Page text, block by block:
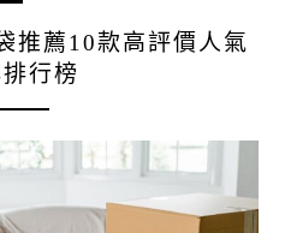
推薦10款高評價人氣
行榜